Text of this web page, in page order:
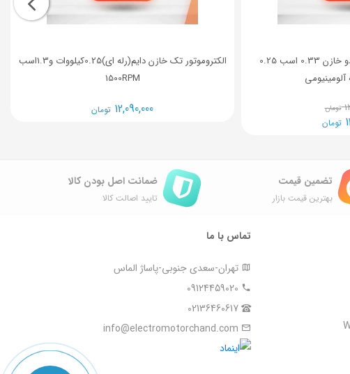
الکتروموتور موتوژن تکفاز دو خازن 0.33 اسب 0.25
تومان
تومان
الکتروموتور تک خازن دایم(رله ای)0.25کیلووات و1.3اسب
1500RPM
12,090,000 تومان
تضمین قیمت
بهترین قیمت بازار
ضمانت اصل ‌بودن کالا
تایید اصالت کالا
تماس با ما
تهران-سعدی جنوبی-پاساژ الماس
02136460617